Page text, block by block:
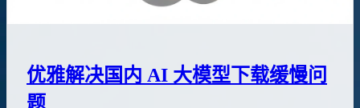
优雅解决国内 AI 大模型下载缓慢问
题